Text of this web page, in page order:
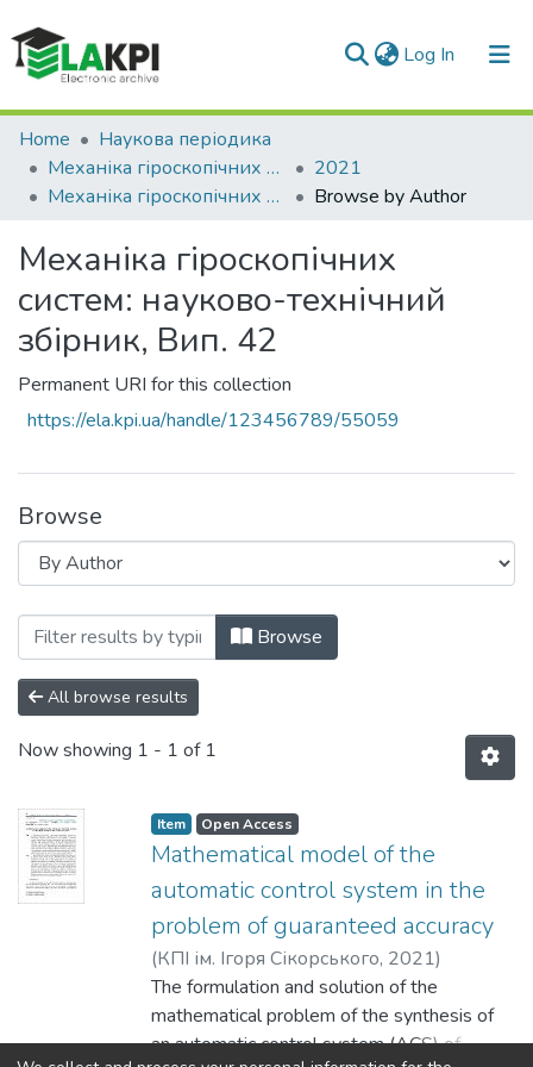
Log In (current)
Communities & Collections
All of DSpace
Home
Наукова періодика
Механіка гіроскопічних систем
2021
Механіка гіроскопічних систем: науково-технічний збірник, Вип. 42
Browse by Author
Механіка гіроскопічних
систем: науково-технічний
збірник, Вип. 42
Permanent URI for this collection
https://ela.kpi.ua/handle/123456789/55059
Browse
Browsing Механіка гіроскопічних
Browse
All browse results
Now showing 1 - 1 of 1
Item Open Access
Mathematical model of the
automatic control system in the
problem of guaranteed accuracy
(КПІ ім. Ігоря Сікорського, 2021)
Zbrutskyi, O. V.; Osokin, V.;Zheng Min
The formulation and solution of the
mathematical problem of the synthesis of
an automatic control system (ACS) of